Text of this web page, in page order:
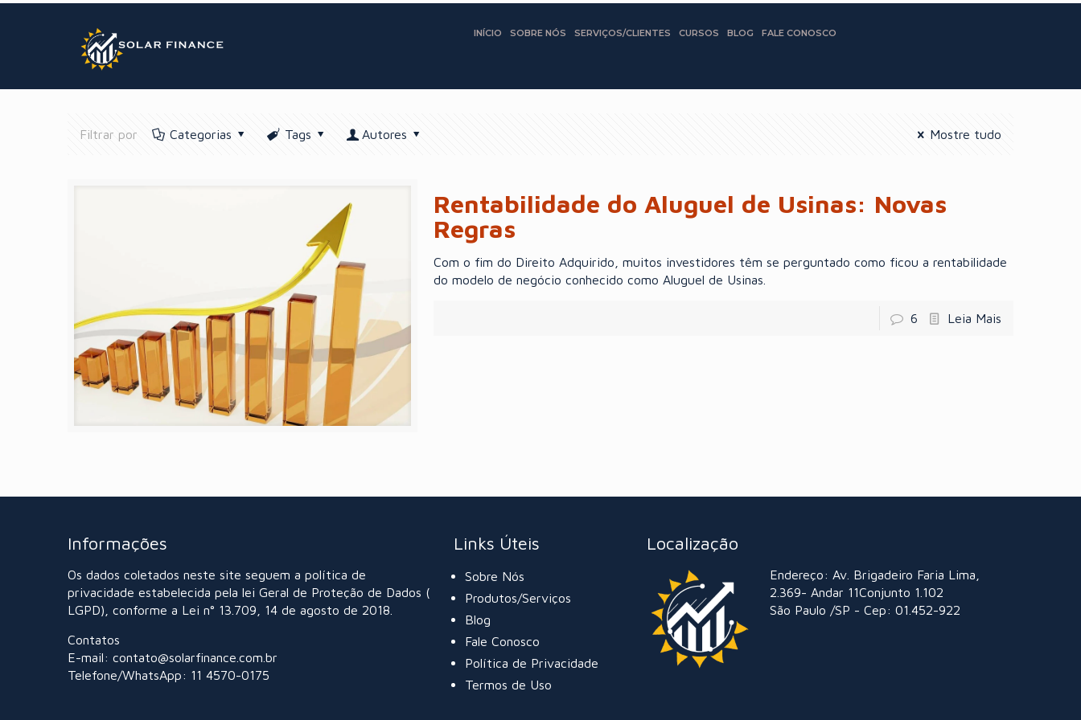
INÍCIO SOBRE NÓS SERVIÇOS/CLIENTES CURSOS BLOG FALE CONOSCO
Filtrar por Categorias Tags Autores Mostre tudo
Rentabilidade do Aluguel de Usinas: Novas
Regras
Com o fim do Direito Adquirido, muitos investidores têm se perguntado como ficou a rentabilidade
do modelo de negócio conhecido como Aluguel de Usinas.
6 Leia Mais
Informações
Os dados coletados neste site seguem a política de
privacidade estabelecida pela lei Geral de Proteção de Dados (
LGPD), conforme a Lei n° 13.709, 14 de agosto de 2018.
Contatos
E-mail: contato@solarfinance.com.br
Telefone/WhatsApp: 11 4570-0175
Links Úteis
Sobre Nós
Produtos/Serviços
Blog
Fale Conosco
Política de Privacidade
Termos de Uso
Localização
Endereço: Av. Brigadeiro Faria Lima,
2.369- Andar 11Conjunto 1.102
São Paulo /SP - Cep: 01.452-922